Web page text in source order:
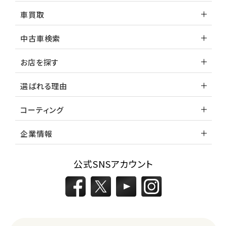
車買取
中古車検索
お店を探す
選ばれる理由
コーティング
企業情報
公式SNSアカウント